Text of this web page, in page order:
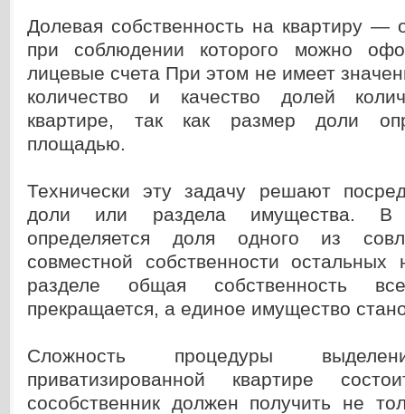
Долевая собственность на квартиру —
при соблюдении которого можно
лицевые счета При этом не имеет
количество и качество долей
квартире, так как размер доли
площадью.
Технически эту задачу решают
доли или раздела имущества. В
определяется доля одного из
совместной собственности
разделе общая собственность
прекращается, а единое имущество
Сложность процедуры
приватизированной квартире
сособственник должен получить не